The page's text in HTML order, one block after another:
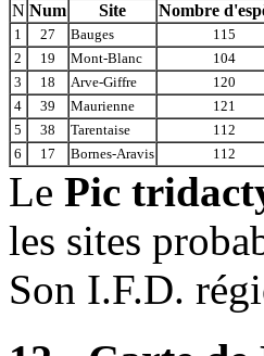
N Num Site Nombre
1 27 Bauges 115
2
19 Mont-Blanc 104
3
18 Arve-Giffre 120
4
39 Maurienne 121
5
38 Tarentaise 112
6
17 Bornes-Aravis 112
Le Pic
les sites
Son I.F.D.